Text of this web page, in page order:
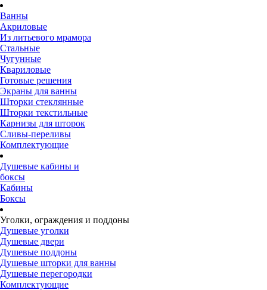
Ванны
Акриловые
Из литьевого мрамора
Стальные
Чугунные
Квариловые
Готовые решения
Экраны для ванны
Шторки стеклянные
Шторки текстильные
Карнизы для шторок
Сливы-переливы
Комплектующие
Душевые кабины и
боксы
Кабины
Боксы
Уголки, ограждения и поддоны
Душевые уголки
Душевые двери
Душевые поддоны
Душевые шторки для ванны
Душевые перегородки
Комплектующие